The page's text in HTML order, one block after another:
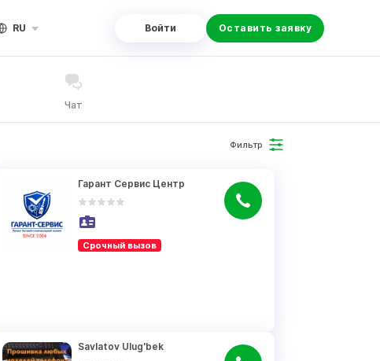
RU Войти Оставить заявку
Чат
Фильтр
Гарант Сервис Центр
Срочный вызов
Savlatov Ulug'bek